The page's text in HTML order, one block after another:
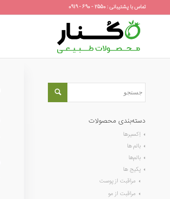
تماس با پشتیبانی : 2550 - 690 - 0919
دسته‌بندی محصولات
اِکسیرها
بالم ها
بالم‌ها
پکیج ها
مراقبت از پوست
مراقبت از مو